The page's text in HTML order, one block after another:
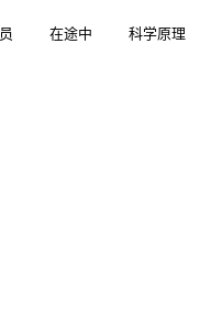
在途中 科学原理